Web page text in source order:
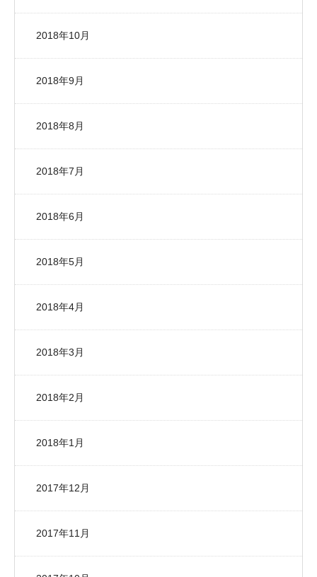
2018年10月
2018年9月
2018年8月
2018年7月
2018年6月
2018年5月
2018年4月
2018年3月
2018年2月
2018年1月
2017年12月
2017年11月